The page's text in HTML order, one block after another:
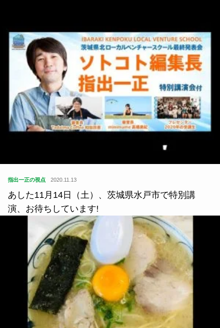
指出一正の視点 2020.11.13
あした11月14日（土）、茨城県水戸市で特別講
演、お待ちしています!